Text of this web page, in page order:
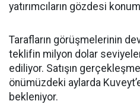
yatırımcıların gözdesi
Tarafların görüşmelerinin
teklifin milyon dolar
ediliyor. Satışın
önümüzdeki aylarda
bekleniyor.